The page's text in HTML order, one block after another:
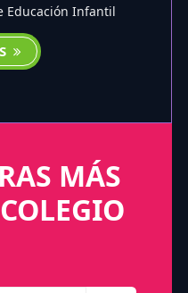
Educación Infantil
MÁS